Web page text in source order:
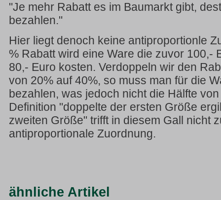
"Je mehr Rabatt es im Baumarkt gibt,
bezahlen."
Hier liegt denoch keine antiproportionle
% Rabatt wird eine Ware die zuvor 100,-
80,- Euro kosten. Verdoppeln wir den
von 20% auf 40%, so muss man für die
bezahlen, was jedoch nicht die Hälfte
Definition "doppelte der ersten Größe
zweiten Größe" trifft in diesem Gall nicht
antiproportionale Zuordnung.
ähnliche Artikel